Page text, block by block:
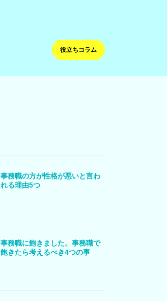
役立ちコラム
事務職の方が性格が悪いと言わ
れる理由5つ
事務職に飽きました。事務職で
飽きたら考えるべき4つの事